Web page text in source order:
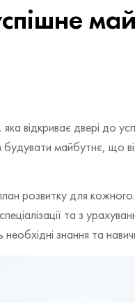
яка відкриває двері до
майбутнє, що
розвитку для
та з
знання та